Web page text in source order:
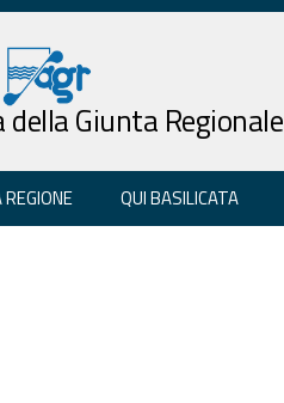
Giunta Regionale
QUI BASILICATA